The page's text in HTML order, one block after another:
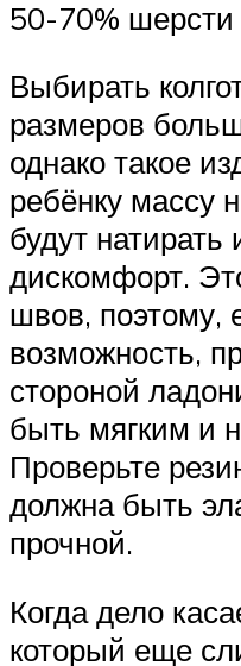
50-70% шерсти
Выбирать
размеров
однако такое
ребёнку массу
будут натирать
дискомфорт.
швов, поэтому,
возможность,
стороной
быть мягким и
Проверьте
должна быть
прочной.
Когда дело
который еще